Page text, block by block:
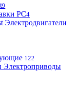
9
PC4
Электродвигатели
122
Электроприводы